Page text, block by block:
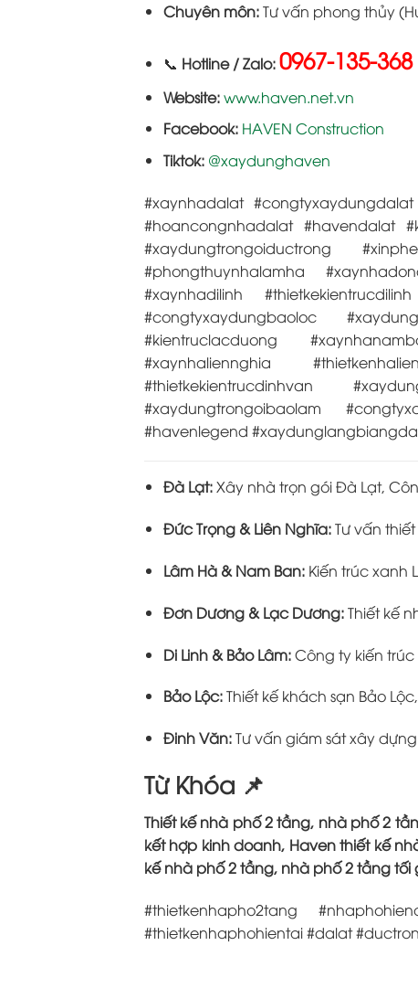
Chuyên môn:Tư vấn phong thủy
📞 Hotline / Zalo:0967-135-368
Website:www.haven.net.vn
Facebook: HAVEN Construction
Tiktok: @xaydunghaven
#xaynhadalat
#hoancongnhadalat #havendalat
#xaydungtrongoiductrong
#phongthuynhalamha
#xaynhadilinh
#congtyxaydungbaoloc
#kientruclacduong
#xaynhaliennghia
#thietkekientrucdinhvan
#xaydungtrongoibaolam
#havenlegend
Đà Lạt:Xây nhà trọn gói Đà Lạt,
Đức Trọng & Liên Nghĩa:Tư vấn
Lâm Hà & Nam Ban:Kiến trúc xanh
Đơn Dương & Lạc Dương:Thiết kế
Di Linh & Bảo Lâm:Công ty kiến trúc
Bảo Lộc:Thiết kế khách sạn Bảo
Đinh Văn:Tư vấn giám sát xây
Từ Khóa 📌
Thiết kế nhà phố 2 tầng, nhà phố 2
kết hợp kinh doanh, Haven thiết kế
kế nhà phố 2 tầng, nhà phố 2 tầng
#thietkenhapho2tang
#thietkenhaphohientai #dalat